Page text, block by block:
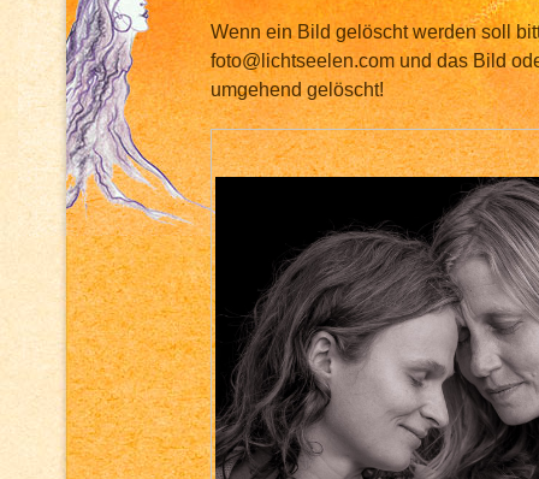
Wenn ein Bild gelöscht werden soll
foto@lichtseelen.com und das Bild
umgehend gelöscht!